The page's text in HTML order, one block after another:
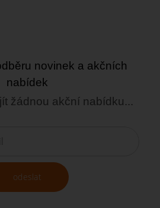
novinek a akčních
nabídek
žádnou akční nabídku...
odeslat